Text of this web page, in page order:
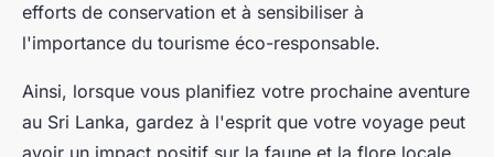
efforts de conservation et à sensibiliser à
l'importance du tourisme éco-responsable.
Ainsi, lorsque vous planifiez votre prochaine aventure
au Sri Lanka, gardez à l'esprit que votre voyage peut